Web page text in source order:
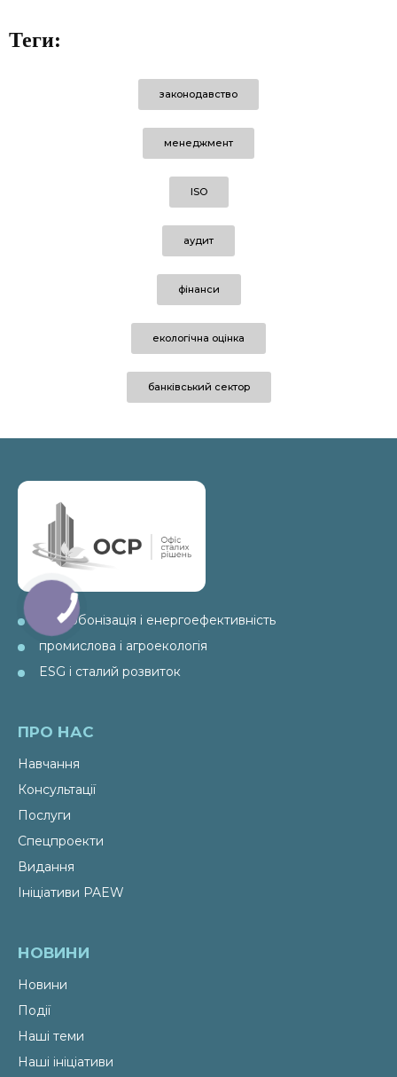
Теги:
законодавство
менеджмент
ISO
аудит
фінанси
екологічна оцінка
банківський сектор
декарбонізація і енергоефективність
промислова і агроекологія
ESG і сталий розвиток
ПРО НАС
Навчання
Консультації
Послуги
Спецпроекти
Видання
Ініціативи PAEW
НОВИНИ
Новини
Події
Наші теми
Наші ініціативи